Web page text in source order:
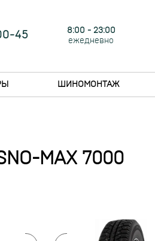
45
8:00 - 23:00
ежедневно
ШИНОМОНТАЖ
MAX 7000